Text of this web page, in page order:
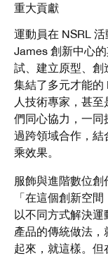
重大貢獻
運動員在 NSRL
James 創新中心
試、建立原型、創
集結了多元才能的
人技術專家，甚
們同心協力，一同
過跨領域合作，結
乘效果。
服飾與進階數位創
「在這個創新空
以不同方式解決
產品的傳統做法
起來，就這樣。